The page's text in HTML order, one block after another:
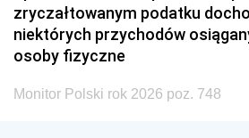
zryczałtowanym podatku
niektórych przychodów
osoby fizyczne
Monitor Polski rok 2026 poz. 748